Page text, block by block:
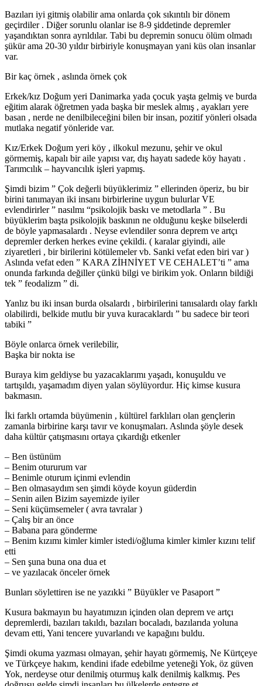
Bazıları iyi gitmiş olabilir ama onlarda çok sıkıntılı bir dönem
geçirdiler . Diğer sorunlu olanlar ise 8-9 şiddetinde depremler
yaşandıktan sonra ayrıldılar. Tabi bu depremin sonucu ölüm olmadı
şükür ama 20-30 yıldır birbiriyle konuşmayan yani küs olan insanlar
var.
Bir kaç örnek , aslında örnek çok
Erkek/kız Doğum yeri Danimarka yada çocuk yaşta gelmiş ve burda
eğitim alarak öğretmen yada başka bir meslek almış , ayakları yere
basan , nerde ne denilbileceğini bilen bir insan, pozitif yönleri olsada
mutlaka negatif yönleride var.
Kız/Erkek Doğum yeri köy , ilkokul mezunu, şehir ve okul
görmemiş, kapalı bir aile yapısı var, dış hayatı sadede köy hayatı .
Tarımcılık – hayvancılık işleri yapmış.
Şimdi bizim ” Çok değerli büyüklerimiz ” ellerinden öperiz, bu bir
birini tanımayan iki insanı birbirlerine uygun bulurlar VE
evlendirirler ” nasılmı “psikolojik baskı ve metodlarla ” . Bu
büyüklerim başta psikolojik baskının ne olduğunu keşke bilselerdi
de böyle yapmasalardı . Neyse evlendiler sonra deprem ve artçı
depremler derken herkes evine çekildi. ( karalar giyindi, aile
ziyaretleri , bir birilerini kötülemeler vb. Sanki vefat eden biri var )
Aslında vefat eden ” KARA ZİHNİYET VE CEHALET’ti ” ama
onunda farkında değiller çünkü bilgi ve birikim yok. Onların bildiği
tek ” feodalizm ” di.
Yanlız bu iki insan burda olsalardı , birbirilerini tanısalardı olay farklı
olabilirdi, belkide mutlu bir yuva kuracaklardı ” bu sadece bir teori
tabiki ”
Böyle onlarca örnek verilebilir,
Başka bir nokta ise
Buraya kim geldiyse bu yazacaklarımı yaşadı, konuşuldu ve
tartışıldı, yaşamadım diyen yalan söylüyordur. Hiç kimse kusura
bakmasın.
İki farklı ortamda büyümenin , kültürel farklıları olan gençlerin
zamanla birbirine karşı tavır ve konuşmaları. Aslında şöyle desek
daha kültür çatışmasını ortaya çıkardığı etkenler
– Ben üstünüm
– Benim otururum var
– Benimle oturum içinmi evlendin
– Ben olmasaydım sen şimdi köyde koyun güderdin
– Senin ailen Bizim sayemizde iyiler
– Seni küçümsemeler ( avra tavralar )
– Çalış bir an önce
– Babana para gönderme
– Benim kızımı kimler kimler istedi/oğluma kimler kimler kızını telif
etti
– Sen şuna buna ona dua et
– ve yazılacak önceler örnek
Bunları söylettiren ise ne yazıkki ” Büyükler ve Pasaport ”
Kusura bakmayın bu hayatımızın içinden olan deprem ve artçı
depremlerdi, bazıları takıldı, bazıları bocaladı, bazılarıda yoluna
devam etti, Yani tencere yuvarlandı ve kapağını buldu.
Şimdi okuma yazması olmayan, şehir hayatı görmemiş, Ne Kürtçeye
ve Türkçeye hakım, kendini ifade edebilme yeteneği Yok, öz güven
Yok, nerdeyse otur denilmiş oturmuş kalk denilmiş kalkmış. Pes